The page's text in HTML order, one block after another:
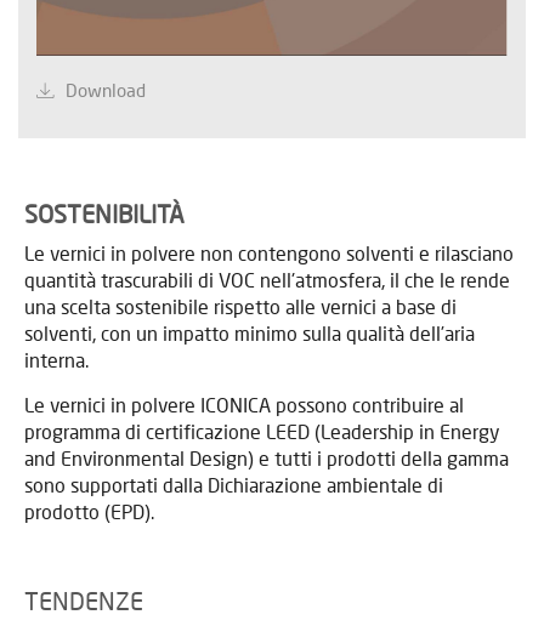
Download
SOSTENIBILITÀ
Le vernici in polvere non contengono solventi e rilasciano
quantità trascurabili di VOC nell'atmosfera, il che le rende
una scelta sostenibile rispetto alle vernici a base di
solventi, con un impatto minimo sulla qualità dell’aria
interna.
Le vernici in polvere ICONICA possono contribuire al
programma di certificazione LEED (Leadership in Energy
and Environmental Design) e tutti i prodotti della gamma
sono supportati dalla Dichiarazione ambientale di
prodotto (EPD).
TENDENZE